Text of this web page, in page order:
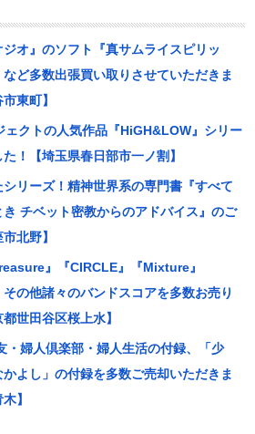
オ』のソフト『真サムライスピリッ
ど多数出張買い取りさせていただきま
東町】
ェクトの人気作品『HiGH&LOW』シリー
！【埼玉県春日部市一ノ割】
シリーズ！精神世界系の専門書『すべて
チベット密教からのアドバイス』のご
北野】
』『CIRCLE』『Mixture』
その他諸々のバンドスコアを多数お売り
世田谷区桜上水】
・婦人倶楽部・婦人生活の付録、「少
よし」の付録を多数ご売却いただきま
】